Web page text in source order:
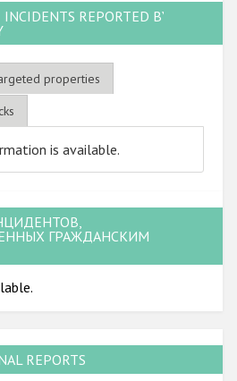
REPORTED BY
properties
is available.
ГРАЖДАНСКИМ
REPORTS